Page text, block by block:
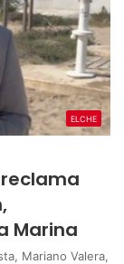
ELCHE
Marina
Mariano Valera,